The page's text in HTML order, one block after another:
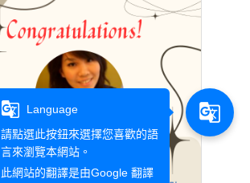
g_translate
Language
請點選此按鈕來選擇您喜歡的語
言來瀏覽本網站。
此網站的翻譯是由Google 翻譯
g_translate